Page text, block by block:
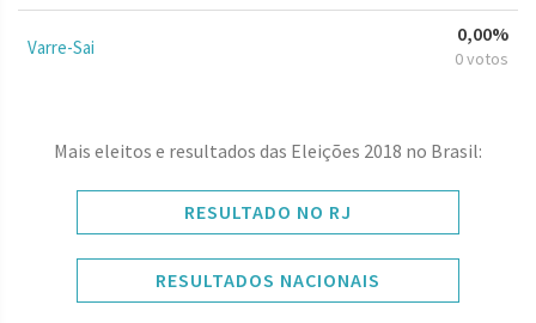
Varre-Sai
0,00%
0 votos
Mais eleitos e resultados das Eleições 2018 no Brasil:
RESULTADO NO RJ
RESULTADOS NACIONAIS